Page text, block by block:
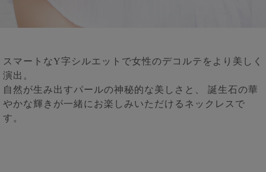
スマートなY字シルエットで女性のデコルテをより美しく
演出。
自然が生み出すパールの神秘的な美しさと、 誕生石の華
やかな輝きが一緒にお楽しみいただけるネックレスで
す。